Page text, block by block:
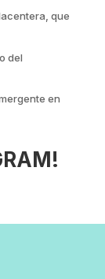
que
del
en